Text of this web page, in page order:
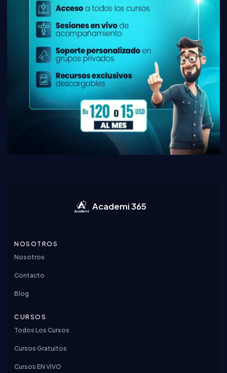
Academi 365
NOSOTROS
Nosotros
Contacto
Blog
CURSOS
Todos Los Cursos
Cursos Gratuitos
Cursos EN VIVO